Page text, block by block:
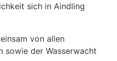
sich in Aindling
von allen
sowie der Wasserwacht